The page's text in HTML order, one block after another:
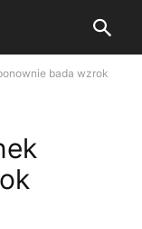
bada wzrok